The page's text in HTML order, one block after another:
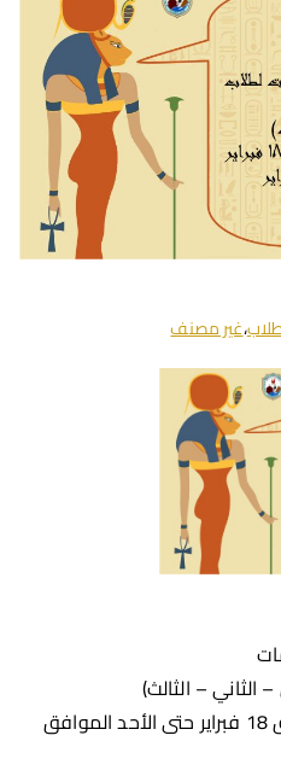
،غير مصنف
الثاني – الثالث)
بداية من اليوم الأربعاء الموافق 18 فبراير حتى الأحد الموافق